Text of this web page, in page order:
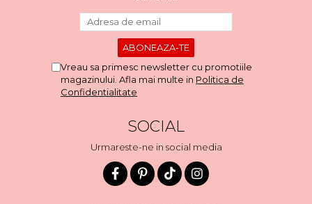
Vreau sa primesc newsletter cu promotiile
magazinului. Afla mai multe in Politica de
Confidentialitate
SOCIAL
Urmareste-ne in social media